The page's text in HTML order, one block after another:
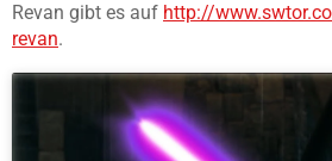
Revan gibt es auf http://
revan.